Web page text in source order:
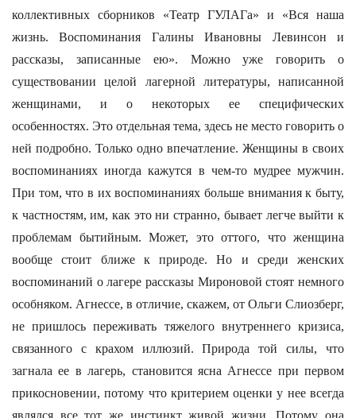
коллективных сборников «Театр ГУЛАГа» и «Вся наша
жизнь. Воспоминания Галины Ивановны Левинсон и
рассказы, записанные ею». Можно уже говорить о
существовании целой лагерной литературы, написанной
женщинами, и о некоторых ее специфических
особенностях. Это отдельная тема, здесь не место говорить о
ней подробно. Только одно впечатление. Женщины в своих
воспоминаниях иногда кажутся в чем-то мудрее мужчин.
При том, что в их воспоминаниях больше внимания к быту,
к частностям, им, как это ни странно, бывает легче выйти к
проблемам бытийным. Может, это оттого, что женщина
вообще стоит ближе к природе. Но и среди женских
воспоминаний о лагере рассказы Мироновой стоят немного
особняком. Агнессе, в отличие, скажем, от Ольги Слиозберг,
не пришлось переживать тяжелого внутреннего кризиса,
связанного с крахом иллюзий. Природа той силы, что
загнала ее в лагерь, становится ясна Агнессе при первом
прикосновении, потому что критерием оценки у нее всегда
являлся все тот же инстинкт живой жизни. Потому она